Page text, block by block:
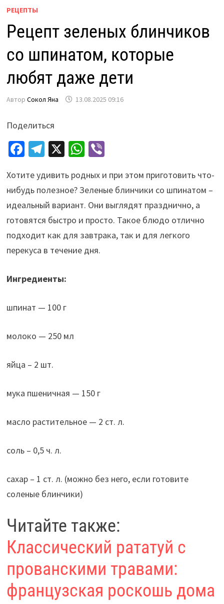
РЕЦЕПТЫ
Рецепт зеленых блинчиков
со шпинатом, которые
любят даже дети
Автор Сокол Яна 13.08.2025 09:16
Поделиться
Fa
b
o
o
k
Te
gr
a
m
X W
at
sA
p
p
Vi
er
Хотите удивить родных и при этом приготовить что-
нибудь полезное? Зеленые блинчики со шпинатом –
идеальный вариант. Они выглядят празднично, а
готовятся быстро и просто. Такое блюдо отлично
подходит как для завтрака, так и для легкого
перекуса в течение дня.
Ингредиенты:
шпинат — 100 г
молоко — 250 мл
яйца – 2 шт.
мука пшеничная — 150 г
масло растительное — 2 ст. л.
соль – 0,5 ч. л.
сахар – 1 ст. л. (можно без него, если готовите
соленые блинчики)
Читайте также:
Классический рататуй с
прованскими травами:
французская роскошь дома